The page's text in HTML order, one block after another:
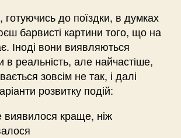
готуючись до поїздки, в думках
барвисті картини того, що на
Іноді вони виявляються
в реальність, але найчастіше,
зовсім не так, і далі
розвитку подій:
виявилося краще, ніж